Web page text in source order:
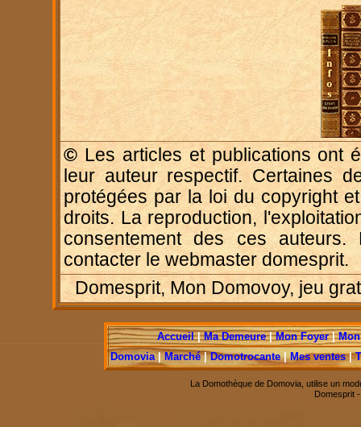
© Les articles et publications ont
leur auteur respectif. Certaines
protégées par la loi du copyright
droits. La reproduction,
consentement des ces auteurs.
contacter le webmaster domesprit.
Domesprit, Mon Domovoy, jeu
Accueil|Ma Demeure|Mon Foyer|
Domovia|Marché|Domotrocante|Mes ventes|
La Domothèque de Domovia, utilise un
Domesprit